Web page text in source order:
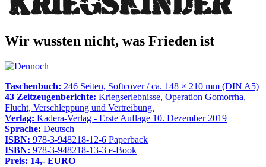
Wir wussten nicht, was Frieden ist
Taschenbuch: 246 Seiten, Softcover / ca. 148 × 210 mm (DIN A5)
43 Zeitzeugenberichte: Kriegserlebnisse, Operation Gomorrha,
Flucht, Verschleppung und Vertreibung.
Verlag: Kadera-Verlag - Erste Auflage 10. Dezember 2019
Sprache: Deutsch
ISBN: 978-3-948218-12-6 Paperback
ISBN: 978-3-948218-13-3 e-Book
Preis: 14,- EURO